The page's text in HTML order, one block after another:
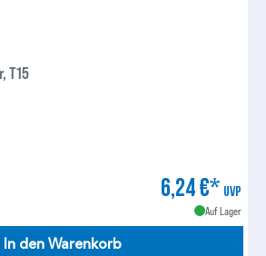
T15
6,24 €* UVP
Auf Lager
In den Warenkorb